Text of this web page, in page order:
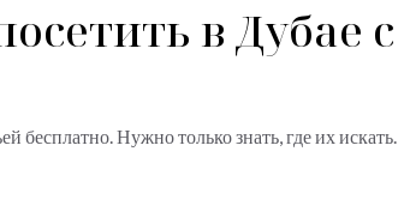
в Дубае с
бесплатно. Нужно только знать, где их искать.